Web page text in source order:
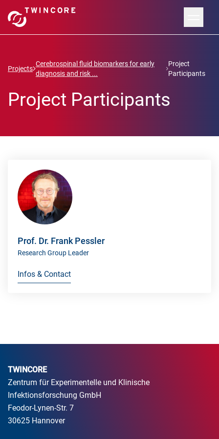
Projects
Cerebrospinal fluid biomarkers for early
diagnosis and risk ...
Project
Participants
Project Participants
Prof. Dr. Frank Pessler
Research Group Leader
Infos & Contact
TWINCORE
Zentrum für Experimentelle und Klinische
Infektionsforschung GmbH
Feodor-Lynen-Str. 7
30625 Hannover